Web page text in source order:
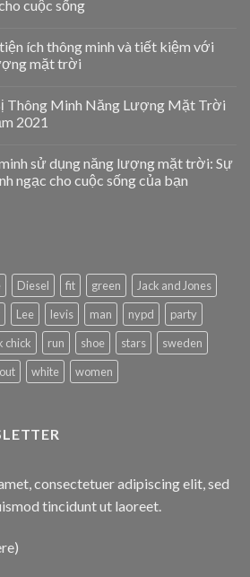
cuộc sống
ích thông minh và tiết kiệm với
mặt trời
Thông Minh Năng Lượng Mặt Trời
2021
sử dụng năng lượng mặt trời: Sự
ngạc cho cuộc sống của bạn
Diesel fit green
Jack and Jones
Lee levis man nypd
party
chick run shoe stars
sweden
white women
consectetuer adipiscing elit, sed
tincidunt ut laoreet.